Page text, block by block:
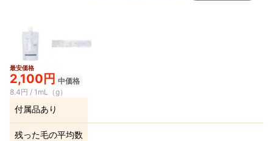
最安価格
2,100円 中価格
8.4円 / 1mL（g）
付属品あり
残った毛の平均数